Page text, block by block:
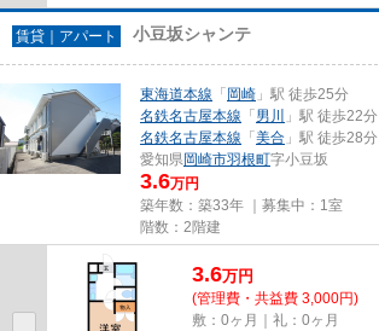
賃貸｜アパート 小豆坂シャンテ
東海道本線 「 岡崎 」駅 徒歩25分
名鉄名古屋本線 「 男川
」駅 徒歩22分
名鉄名古屋本線 「 美合 」駅 徒歩28分
愛知県岡崎市羽根町字小豆坂
3.6万円
築年数：築33年 ｜募集中： 1室
階数：2階建
3.6万円
(管理費・共益費 3,000円)
敷：0ヶ月｜礼：0ヶ月